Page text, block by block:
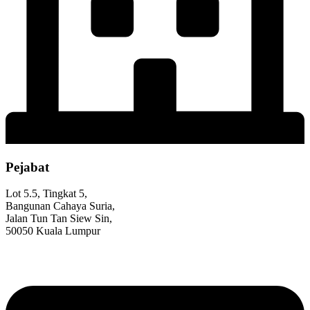
Pejabat
Lot 5.5, Tingkat 5,
Bangunan Cahaya Suria,
Jalan Tun Tan Siew Sin,
50050 Kuala Lumpur